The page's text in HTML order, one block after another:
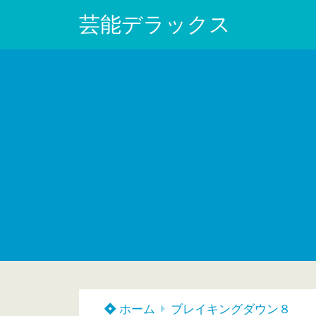
芸能デラックス
ホーム ブレイキングダウン８